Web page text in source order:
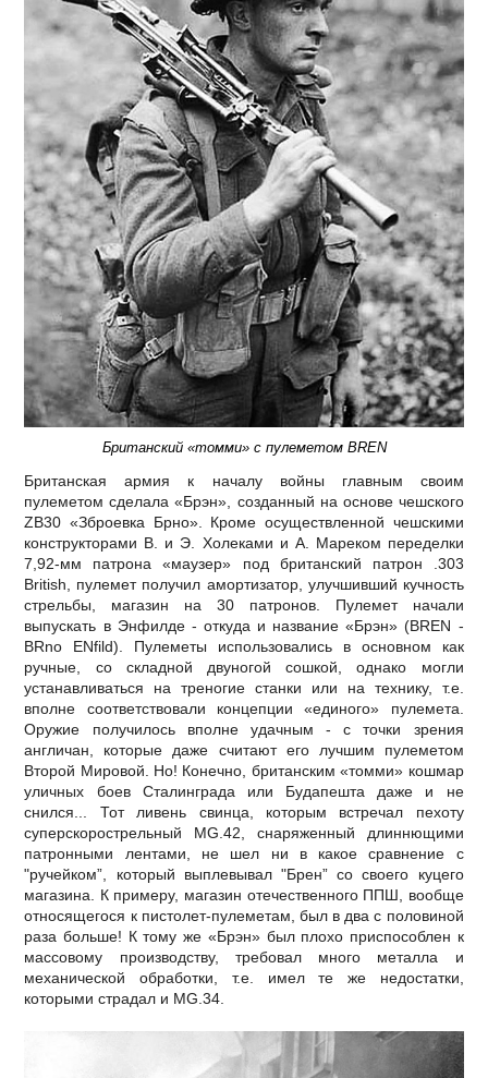
Британский «томми» с пулеметом BREN
Британская армия к началу войны главным своим
пулеметом сделала «Брэн», созданный на основе чешского
ZB30 «Зброевка Брно». Кроме осуществленной чешскими
конструкторами В. и Э. Холеками и А. Мареком переделки
7,92-мм патрона «маузер» под британский патрон .303
British, пулемет получил амортизатор, улучшивший кучность
стрельбы, магазин на 30 патронов. Пулемет начали
выпускать в Энфилде - откуда и название «Брэн» (BREN -
BRno ENfild). Пулеметы использовались в основном как
ручные, со складной двуногой сошкой, однако могли
устанавливаться на треногие станки или на технику, т.е.
вполне соответствовали концепции «единого» пулемета.
Оружие получилось вполне удачным - с точки зрения
англичан, которые даже считают его лучшим пулеметом
Второй Мировой. Но! Конечно, британским «томми» кошмар
уличных боев Сталинграда или Будапешта даже и не
снился... Тот ливень свинца, которым встречал пехоту
суперскорострельный MG.42, снаряженный длиннющими
патронными лентами, не шел ни в какое сравнение с
"ручейком”, который выплевывал "Брен” со своего куцего
магазина. К примеру, магазин отечественного ППШ, вообще
относящегося к пистолет-пулеметам, был в два с половиной
раза больше! К тому же «Брэн» был плохо приспособлен к
массовому производству, требовал много металла и
механической обработки, т.е. имел те же недостатки,
которыми страдал и MG.34.